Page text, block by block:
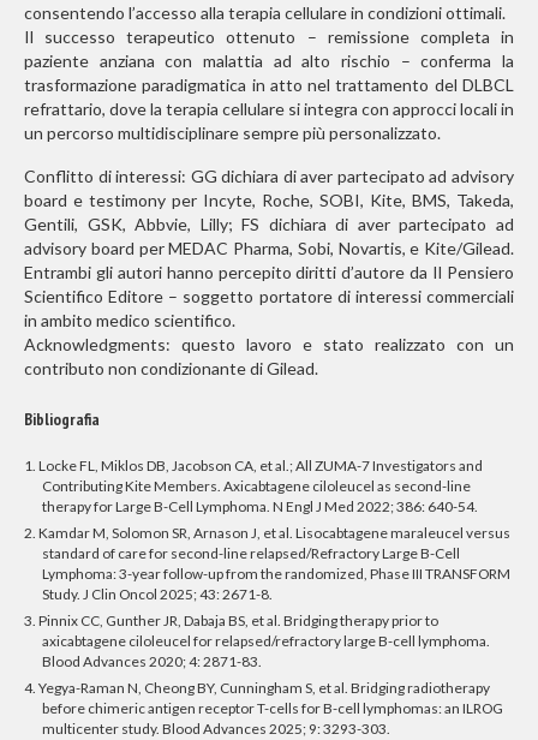
consentendo l’accesso alla terapia cellulare in condizioni ottimali.
Il successo terapeutico ottenuto – remissione completa in
paziente anziana con malattia ad alto rischio – conferma la
trasformazione paradigmatica in atto nel trattamento del DLBCL
refrattario, dove la terapia cellulare si integra con approcci locali in
un percorso multidisciplinare sempre più personalizzato.
Conflitto di interessi: GG dichiara di aver partecipato ad advisory
board e testimony per Incyte, Roche, SOBI, Kite, BMS, Takeda,
Gentili, GSK, Abbvie, Lilly; FS dichiara di aver partecipato ad
advisory board per MEDAC Pharma, Sobi, Novartis, e Kite/Gilead.
Entrambi gli autori hanno percepito diritti d’autore da Il Pensiero
Scientifico Editore – soggetto portatore di interessi commerciali
in ambito medico scientifico.
Acknowledgments: questo lavoro e stato realizzato con un
contributo non condizionante di Gilead.
Bibliografia
1. Locke FL, Miklos DB, Jacobson CA, et al.; All ZUMA-7 Investigators and
Contributing Kite Members. Axicabtagene ciloleucel as second-line
therapy for Large B-Cell Lymphoma. N Engl J Med 2022; 386: 640-54.
2. Kamdar M, Solomon SR, Arnason J, et al. Lisocabtagene maraleucel versus
standard of care for second-line relapsed/Refractory Large B-Cell
Lymphoma: 3-year follow-up from the randomized, Phase III TRANSFORM
Study. J Clin Oncol 2025; 43: 2671-8.
3. Pinnix CC, Gunther JR, Dabaja BS, et al. Bridging therapy prior to
axicabtagene ciloleucel for relapsed/refractory large B-cell lymphoma.
Blood Advances 2020; 4: 2871-83.
4. Yegya-Raman N, Cheong BY, Cunningham S, et al. Bridging radiotherapy
before chimeric antigen receptor T-cells for B-cell lymphomas: an ILROG
multicenter study. Blood Advances 2025; 9: 3293-303.